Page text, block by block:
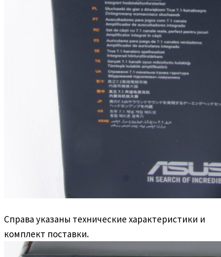
Справа указаны технические характеристики и
комплект поставки.